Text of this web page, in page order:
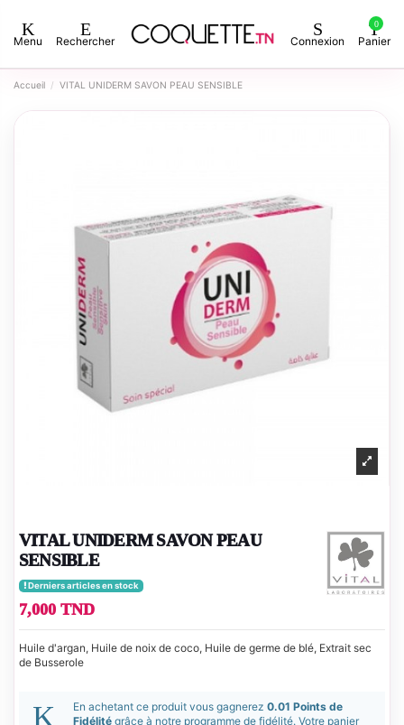
Menu Rechercher Connexion
0
Panier
Accueil VITAL UNIDERM SAVON PEAU SENSIBLE
VITAL UNIDERM SAVON PEAU
SENSIBLE
Derniers articles en stock
7,000 TND
Huile d'argan, Huile de noix de coco, Huile de germe de blé, Extrait sec
de Busserole
En achetant ce produit vous gagnerez 0.01 Points de
Fidélité grâce à notre programme de fidélité. Votre panier